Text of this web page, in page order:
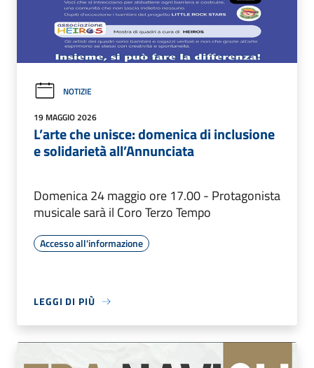
NOTIZIE
19 MAGGIO 2026
L’arte che unisce: domenica di inclusione
e solidarietà all’Annunciata
Domenica 24 maggio ore 17.00 - Protagonista
musicale sarà il Coro Terzo Tempo
Accesso all'informazione
LEGGI DI PIÙ